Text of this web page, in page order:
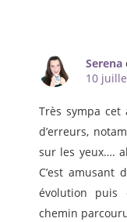
Serena
10
Très sympa cet
d’erreurs,
sur les yeux….
C’est
évolution puis
chemin